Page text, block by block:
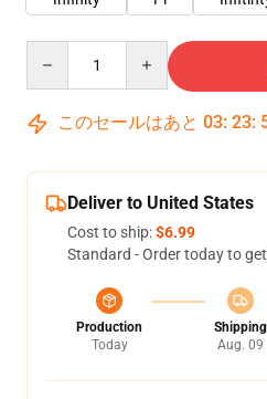
このセールはあと 03: 23:
Deliver to United States
Cost to ship:$6.99
Standard - Order today to
Production
Today
Shipping
Aug. 09